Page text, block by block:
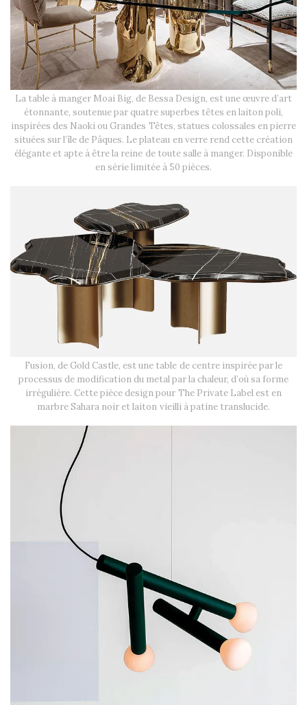
La table à manger Moai Big, de Bessa Design, est une œuvre d’art
étonnante, soutenue par quatre superbes têtes en laiton poli,
inspirées des Naoki ou Grandes Têtes, statues colossales en pierre
situées sur l’île de Pâques. Le plateau en verre rend cette création
élégante et apte à être la reine de toute salle à manger. Disponible
en série limitée à 50 pièces.
Fusion, de Gold Castle, est une table de centre inspirée par le
processus de modification du metal par la chaleur, d’où sa forme
irrégulière. Cette pièce design pour The Private Label est en
marbre Sahara noir et laiton vieilli à patine translucide.